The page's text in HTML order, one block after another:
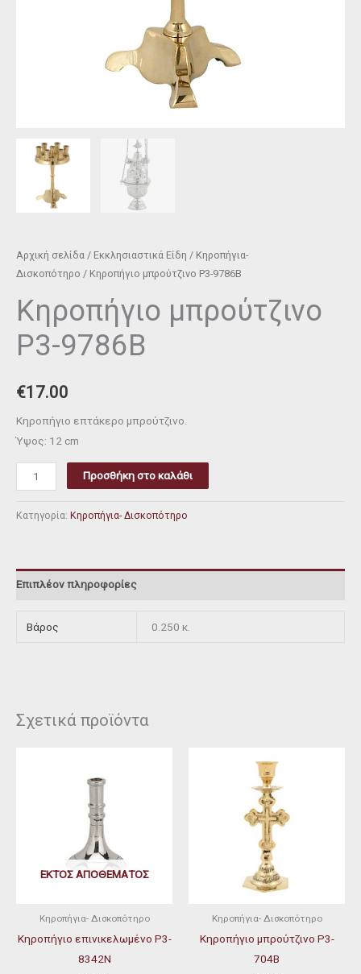
Αρχική σελίδα / Εκκλησιαστικά Είδη / Κηροπήγια-
Δισκοπότηρο / Κηροπήγιο μπρούτζινο P3-9786Β
Κηροπήγιο μπρούτζινο
P3-9786Β
€17.00
Κηροπήγιο επτάκερο μπρούτζινο.
Ύψος: 12 cm
Προσθήκη στο καλάθι
Κατηγορία: Κηροπήγια- Δισκοπότηρο
Επιπλέον πληροφορίες
Βάρος 0.250 κ.
Σχετικά προϊόντα
ΕΚΤΌΣ ΑΠΟΘΈΜΑΤΟΣ
Κηροπήγια- Δισκοπότηρο
Κηροπήγιο επινικελωμένο P3-
8342N
Κηροπήγια- Δισκοπότηρο
Κηροπήγιο μπρούτζινο P3-
704B